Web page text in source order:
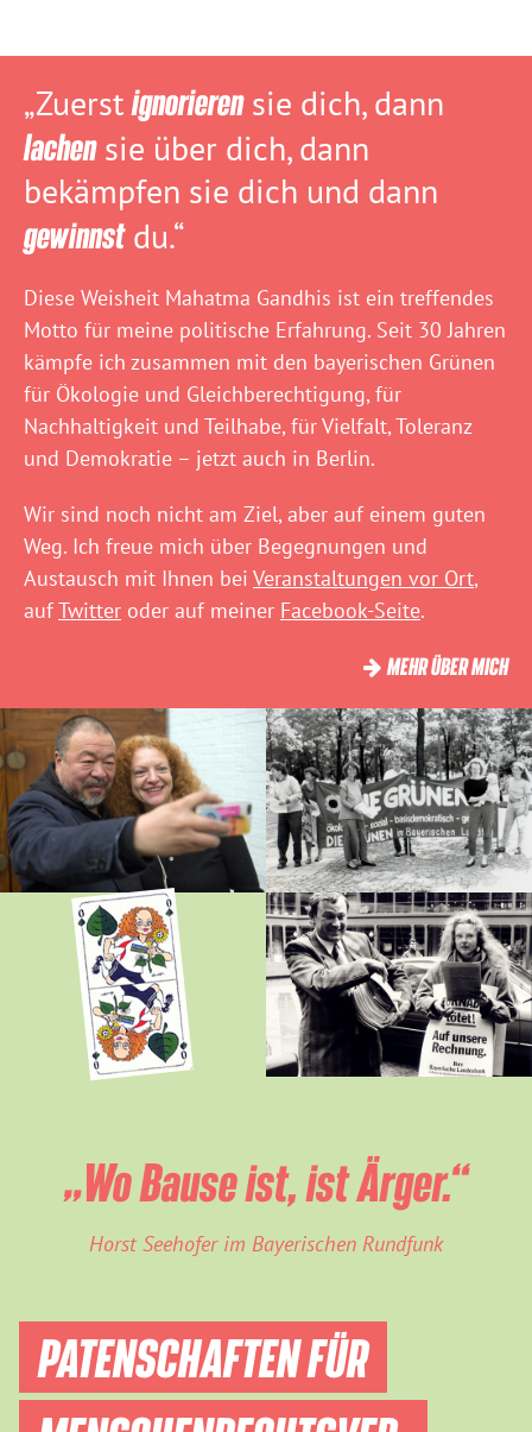
„Zuerstignorierensie dich, dann
lachensie über dich, dann
bekämpfen sie dich und dann
gewinnstdu.“
Diese Weisheit Mahatma Gandhis ist ein treffendes
Motto für meine politische Erfahrung. Seit 30 Jahren
kämpfe ich zusammen mit den bayerischen Grünen
für Ökologie und Gleichberechtigung, für
Nachhaltigkeit und Teilhabe, für Vielfalt, Toleranz
und Demokratie – jetzt auch in Berlin.
Wir sind noch nicht am Ziel, aber auf einem guten
Weg. Ich freue mich über Begegnungen und
Austausch mit Ihnen bei Veranstaltungen vor Ort,
aufTwitter oder auf meiner Facebook-Seite.
MEHR ÜBER MICH
„Wo Bause ist, ist Ärger.“
Horst Seehofer im Bayerischen Rundfunk
PATENSCHAFTEN FÜR